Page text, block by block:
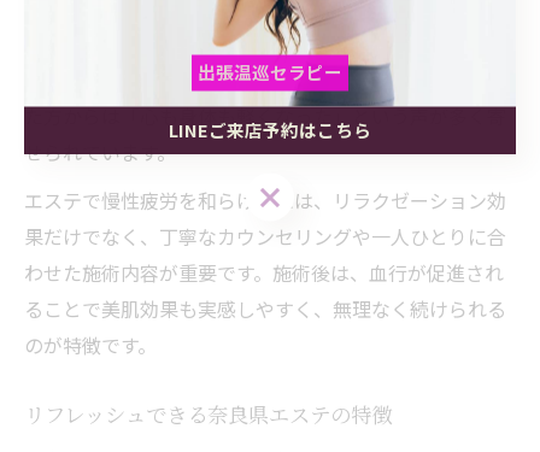
を解きほぐし、自律神経のバランスも整えやすくなりま
す。こうした施術は、慢性的な肩こりや首の疲れ、だる
さといった症状の緩和にもつながるため、実際に体験し
た方からは「心も身体も軽くなった」という声が多く寄
せられています。
エステで慢性疲労を和らげるには、リラクゼーション効
果だけでなく、丁寧なカウンセリングや一人ひとりに合
わせた施術内容が重要です。施術後は、血行が促進され
ることで美肌効果も実感しやすく、無理なく続けられる
のが特徴です。
リフレッシュできる奈良県エステの特徴
出張温巡セラピー
LINEご来店予約はこちら
出張温巡セラピー
LINEご来店予約はこちら
出張温巡セラピー
LINEご来店予約はこちら